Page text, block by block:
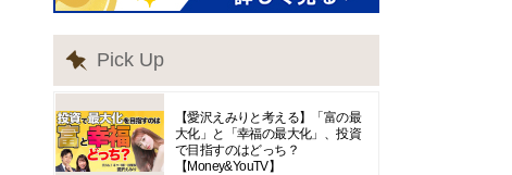
Pick Up
【愛沢えみりと考える】「富の最
大化」と「幸福の最大化」、投資
で目指すのはどっち？
【Money&YouTV】